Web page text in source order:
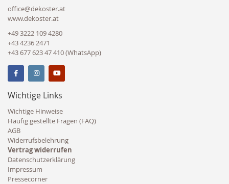
office@dekoster.at
www.dekoster.at
+49 3222 109 4280
+43 4236 2471
+43 677 623 47 410 (WhatsApp)
Wichtige Links
Wichtige Hinweise
Häufig gestellte Fragen (FAQ)
AGB
Widerrufsbelehrung
Vertrag widerrufen
Datenschutzerklärung
Impressum
Pressecorner